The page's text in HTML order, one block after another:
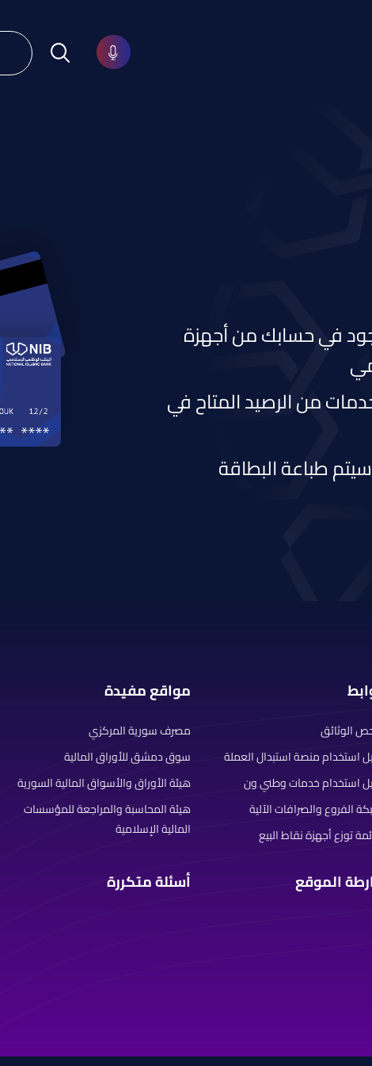
في حسابك من أجهزة
من الرصيد المتاح في
طباعة البطاقة
الوثائق
استخدام منصة استبدال العملة
استخدام خدمات وطني ون
الفروع والصرافات الآلية
توزع أجهزة نقاط البيع
مواقع مفيدة
مصرف سورية المركزي
سوق دمشق للأوراق المالية
هيئة الأوراق والأسواق المالية السورية
هيئة المحاسبة والمراجعة للمؤسسات
المالية الإسلامية
الموقع أسئلة متكررة